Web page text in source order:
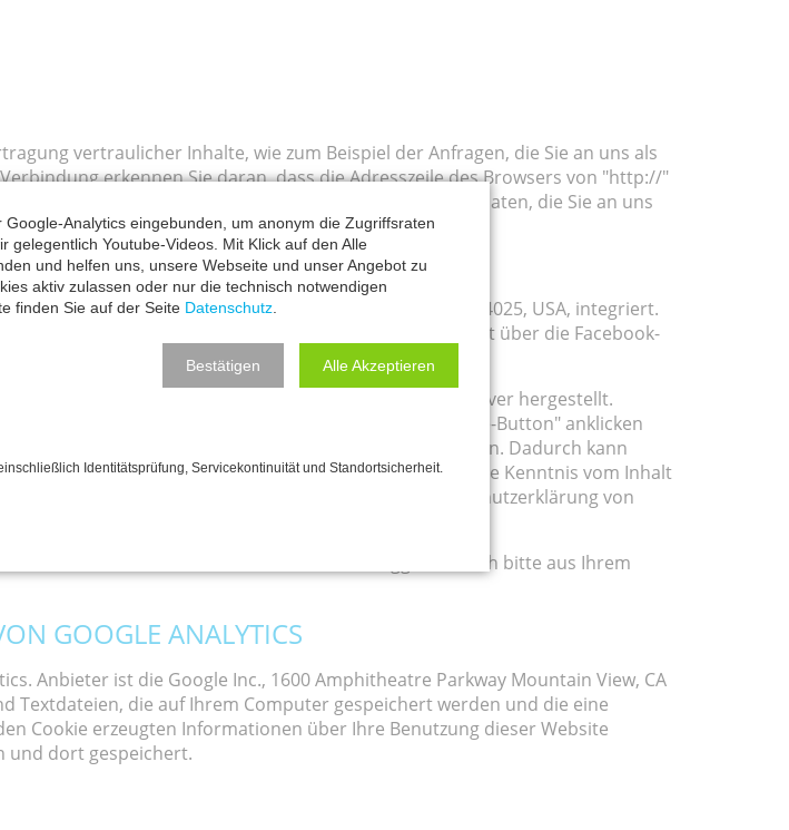
vertraulicher Inhalte, wie zum Beispiel der Anfragen, die Sie an uns als
erkennen Sie daran, dass die Adresszeile des Browsers von "http://"
die SSL Verschlüsselung aktiviert ist, können die Daten, die Sie an uns
Facebook Inc., 1 Hacker Way, Menlo Park, California 94025, USA, integriert.
Button" ("Gefällt mir") auf unserer Seite. Eine Übersicht über die Facebook-
zwischen Ihrem Browser und dem Facebook-Server hergestellt.
Seite besucht haben. Wenn Sie den Facebook "Like-Button" anklicken
unserer Seiten auf Ihrem Facebook-Profil verlinken. Dadurch kann
weisen darauf hin, dass wir als Anbieter der Seiten keine Kenntnis vom Inhalt
Informationen hierzu finden Sie in der Datenschutzerklärung von
Facebook-Nutzerkonto zuordnen kann, loggen Sie sich bitte aus Ihrem
GOOGLE ANALYTICS
Anbieter ist die Google Inc., 1600 Amphitheatre Parkway Mountain View, CA
Textdateien, die auf Ihrem Computer gespeichert werden und die eine
Cookie erzeugten Informationen über Ihre Benutzung dieser Website
und dort gespeichert.
Analytics eingebunden, um anonym die Zugriffsraten
Youtube-Videos. Mit Klick auf den Alle
und helfen uns, unsere Webseite und unser Angebot zu
aktiv zulassen oder nur die technisch notwendigen
finden Sie auf der Seite Datenschutz
Bestätigen Alle Akzeptieren
Identitätsprüfung, Servicekontinuität und Standortsicherheit.